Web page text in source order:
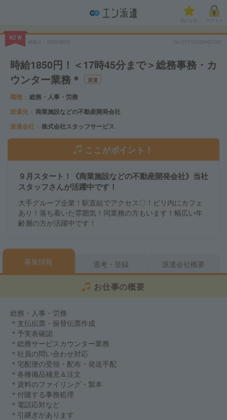
気になる!
NEW
No.STFSV2204421091
時給1850円！＜17時45分まで＞総務事務・カ
ウンター業務＊
派遣
職種
総務・人事・労務
派遣先
商業施設などの不動産開発会社
派遣会社
株式会社スタッフサービス
ここがポイント！
９月スタート！《商業施設などの不動産開発会社》当社
スタッフさんが活躍中です！
大手グループ企業！駅直結でアクセス〇！ビリ内にカフェ
あり！落ち着いた雰囲気！同業務の方もいます！幅広い年
齢層の方が活躍中です！
募集情報 選考・登録 派遣会社概要
お仕事の概要
総務・人事・労務
＊支払伝票・振替伝票作成
＊予実表確認
＊総務サービスカウンター業務
＊社員の問い合わせ対応
＊宅配便の受領・配布・発送手配
＊各種備品補充＆注文
＊資料のファイリング・製本
＊付随する事務処理
＊電話応対など
＊引継ぎがあります